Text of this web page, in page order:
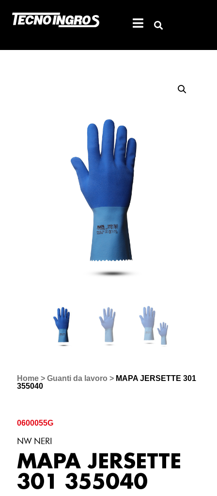
Home > Guanti da lavoro > MAPA JERSETTE 301
355040
0600055G
NW NERI
MAPA JERSETTE
301 355040